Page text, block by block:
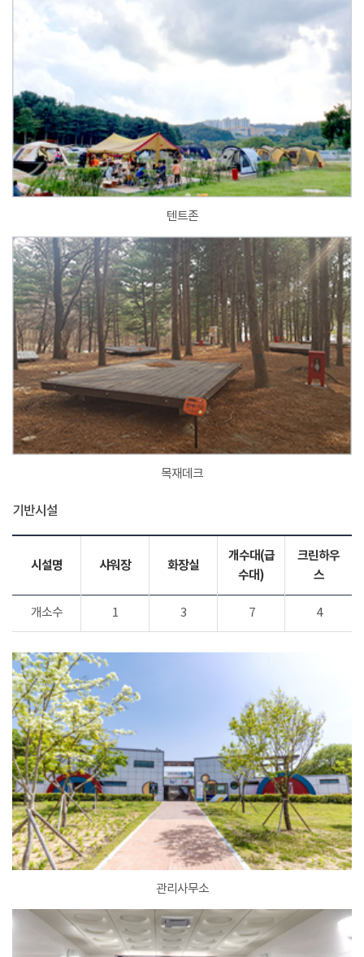
텐트존
목재데크
기반시설
시설명 샤워장 화장실
개수대(급
수대)
크린하우
스
개소수 1 3 7 4
관리사무소